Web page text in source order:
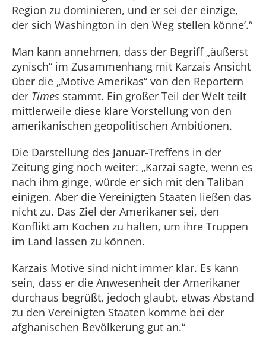
Region zu dominieren, und er sei der einzige,
der sich Washington in den Weg stellen könne’.“
Man kann annehmen, dass der Begriff „äußerst
zynisch“ im Zusammenhang mit Karzais Ansicht
über die „Motive Amerikas“ von den Reportern
der Times stammt. Ein großer Teil der Welt teilt
mittlerweile diese klare Vorstellung von den
amerikanischen geopolitischen Ambitionen.
Die Darstellung des Januar-Treffens in der
Zeitung ging noch weiter: „Karzai sagte, wenn es
nach ihm ginge, würde er sich mit den Taliban
einigen. Aber die Vereinigten Staaten ließen das
nicht zu. Das Ziel der Amerikaner sei, den
Konflikt am Kochen zu halten, um ihre Truppen
im Land lassen zu können.
Karzais Motive sind nicht immer klar. Es kann
sein, dass er die Anwesenheit der Amerikaner
durchaus begrüßt, jedoch glaubt, etwas Abstand
zu den Vereinigten Staaten komme bei der
afghanischen Bevölkerung gut an.“